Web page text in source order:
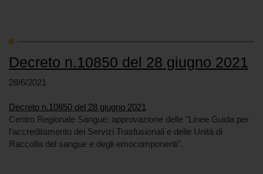
Decreto n.10850 del 28 giugno 2021
28/6/2021
Decreto n.10850 del 28 giugno 2021
Centro Regionale Sangue: approvazione delle "Linee Guida per
l’accreditamento dei Servizi Trasfusionali e delle Unità di
Raccolta del sangue e degli emocomponenti".